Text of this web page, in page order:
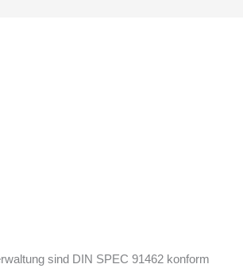
sind DIN SPEC 91462 konform